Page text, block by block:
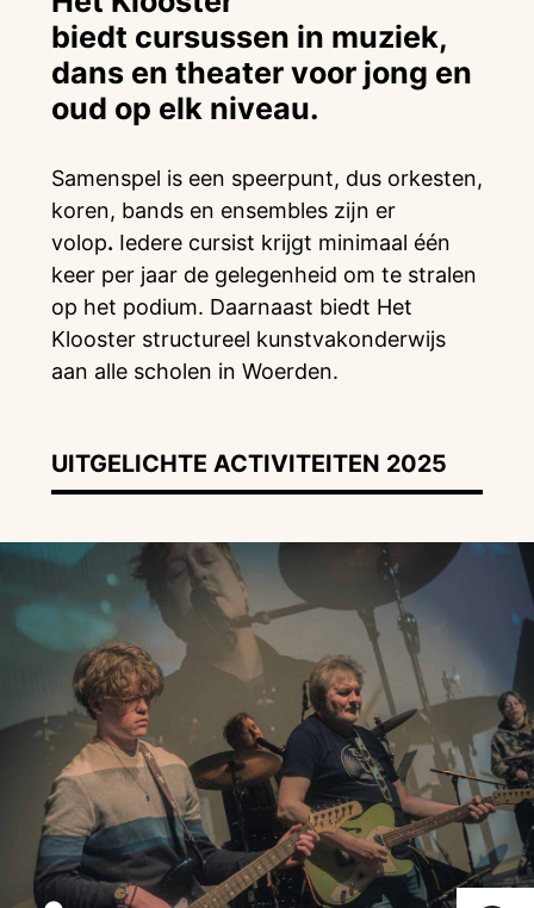
biedt cursussen in muziek,
dans en theater voor jong en
oud op elk niveau.
Samenspel is een speerpunt, dus orkesten,
koren, bands en ensembles zĳn er
volop. Iedere cursist krijgt minimaal één
keer per jaar de gelegenheid om te stralen
op het podium. Daarnaast biedt Het
Klooster structureel kunstvakonderwijs
aan alle scholen in Woerden.
UITGELICHTE ACTIVITEITEN 2025